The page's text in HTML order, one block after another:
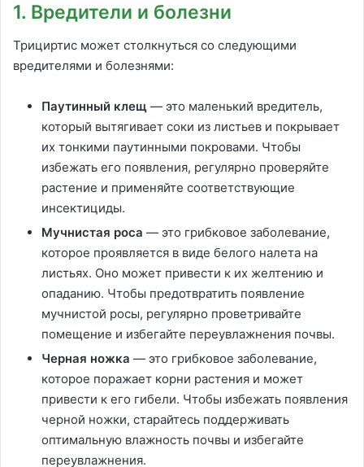
1. Вредители и болезни
Трициртис может столкнуться со следующими
вредителями и болезнями:
Паутинный клещ — это маленький вредитель,
который вытягивает соки из листьев и покрывает
их тонкими паутинными покровами. Чтобы
избежать его появления, регулярно проверяйте
растение и применяйте соответствующие
инсектициды.
Мучнистая роса — это грибковое заболевание,
которое проявляется в виде белого налета на
листьях. Оно может привести к их желтению и
опаданию. Чтобы предотвратить появление
мучнистой росы, регулярно проветривайте
помещение и избегайте переувлажнения почвы.
Черная ножка — это грибковое заболевание,
которое поражает корни растения и может
привести к его гибели. Чтобы избежать появления
черной ножки, старайтесь поддерживать
оптимальную влажность почвы и избегайте
переувлажнения.